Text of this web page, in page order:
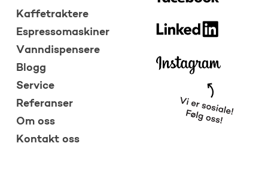
Kaffetraktere
Espressomaskiner
Vanndispensere
Blogg
Service
Referanser
Om oss
Kontakt oss